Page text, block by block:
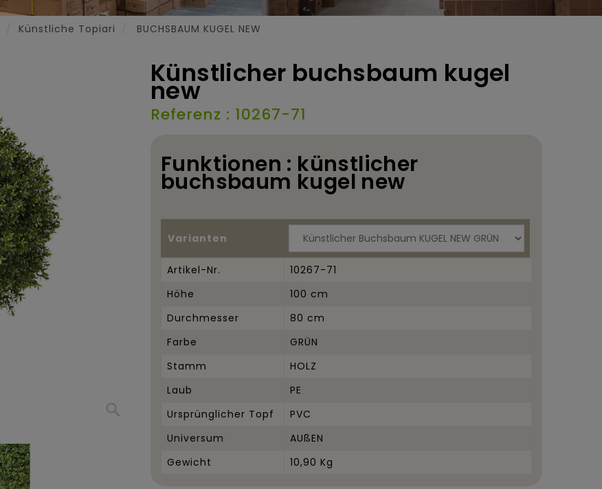
Künstliche Topiari BUCHSBAUM KUGEL NEW
search
Künstlicher buchsbaum kugel
new
Referenz : 10267-71
Funktionen : künstlicher
buchsbaum kugel new
Varianten
Artikel-Nr.
10267-71
Höhe
100 cm
Durchmesser
80 cm
Farbe
GRÜN
Stamm
HOLZ
Laub
PE
Ursprünglicher Topf
PVC
Universum
AUßEN
Gewicht
10,90 Kg